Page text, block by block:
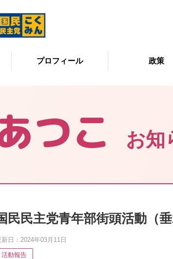
プロフィール 政策
つこ お知
民民主党青年部街頭活動（垂
新日：2024年03月11日
活動報告